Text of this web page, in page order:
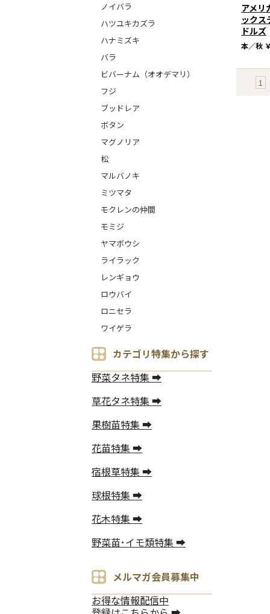
ノイバラ
ハツユキカズラ
ハナミズキ
バラ
ビバーナム（オオデマリ）
フジ
ブッドレア
ボタン
マグノリア
松
マルバノキ
ミツマタ
モクレンの仲間
モミジ
ヤマボウシ
ライラック
レンギョウ
ロウバイ
ロニセラ
ワイゲラ
カテゴリ特集から探す
野菜タネ特集 ➡
草花タネ特集 ➡
果樹苗特集 ➡
花苗特集 ➡
宿根草特集 ➡
球根特集 ➡
花木特集 ➡
野菜苗･イモ類特集 ➡
メルマガ会員募集中
お得な情報配信中
アメリ
ックス
ドルズ
本／秋
1